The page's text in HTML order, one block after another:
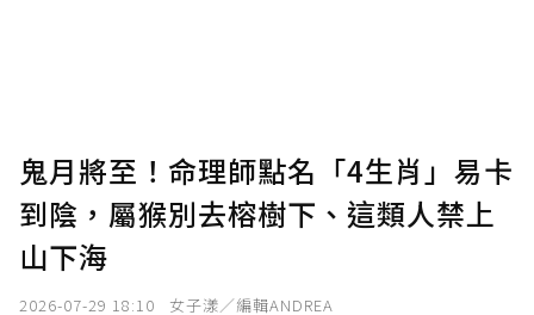
鬼月將至！命理師點名「4生肖」易卡
到陰，屬猴別去榕樹下、這類人禁上
山下海
2026-07-29 18:10 女子漾／編輯ANDREA